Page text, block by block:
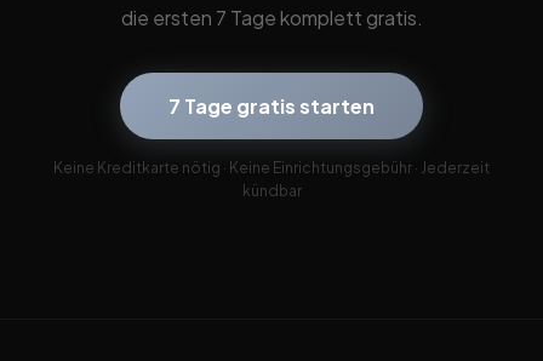
die ersten 7 Tage komplett gratis.
7 Tage gratis starten
Keine Kreditkarte nötig · Keine Einrichtungsgebühr · Jederzeit
kündbar